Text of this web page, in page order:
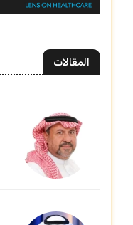
المقالات